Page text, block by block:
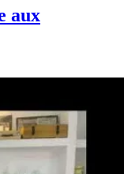
aux